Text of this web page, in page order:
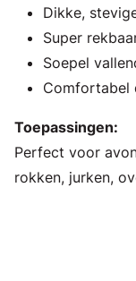
Dikke,
Super
Soepel
Comfortabel
Toepassingen:
Perfect voor
rokken, jurken,